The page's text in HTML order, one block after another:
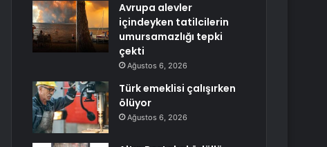
Avrupa alevler
içindeyken tatilcilerin
umursamazlığı tepki
çekti
Ağustos 6, 2026
Türk emeklisi çalışırken
ölüyor
Ağustos 6, 2026